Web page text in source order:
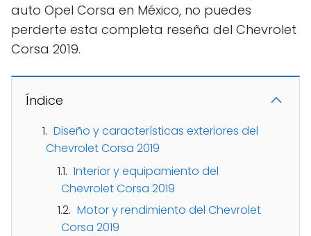
auto Opel Corsa en México, no puedes
perderte esta completa reseña del Chevrolet
Corsa 2019.
Índice
Diseño y características exteriores del
Chevrolet Corsa 2019
Interior y equipamiento del
Chevrolet Corsa 2019
Motor y rendimiento del Chevrolet
Corsa 2019